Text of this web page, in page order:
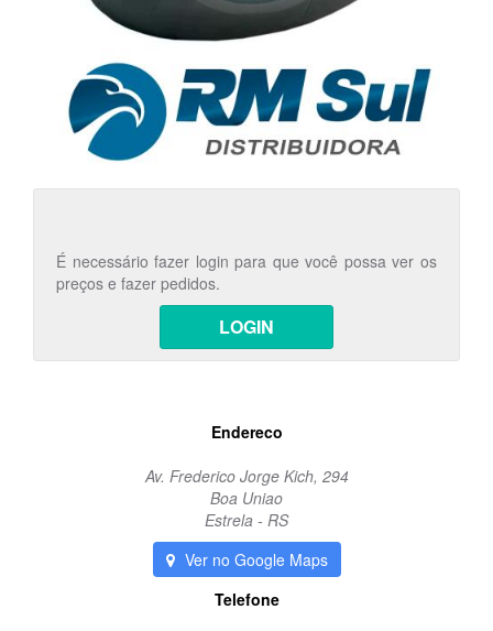
É necessário fazer login para que você possa ver os
preços e fazer pedidos.
LOGIN
Endereco
Av. Frederico Jorge Kich, 294
Boa Uniao
Estrela - RS
Ver no Google Maps
Telefone